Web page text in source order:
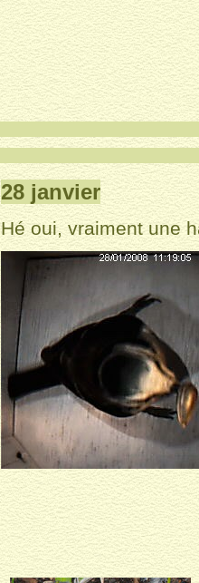
28 janvier
Hé oui, vraiment une